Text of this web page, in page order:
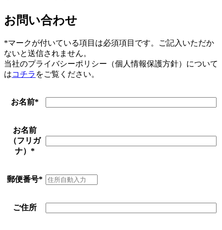
お問い合わせ
*マークが付いている項目は必須項目です。ご記入いただか
ないと送信されません。
当社のプライバシーポリシー（個人情報保護方針）について
はコチラ をご覧ください。
お名前*
お名前
（フリガ
ナ） *
郵便番号*
ご住所